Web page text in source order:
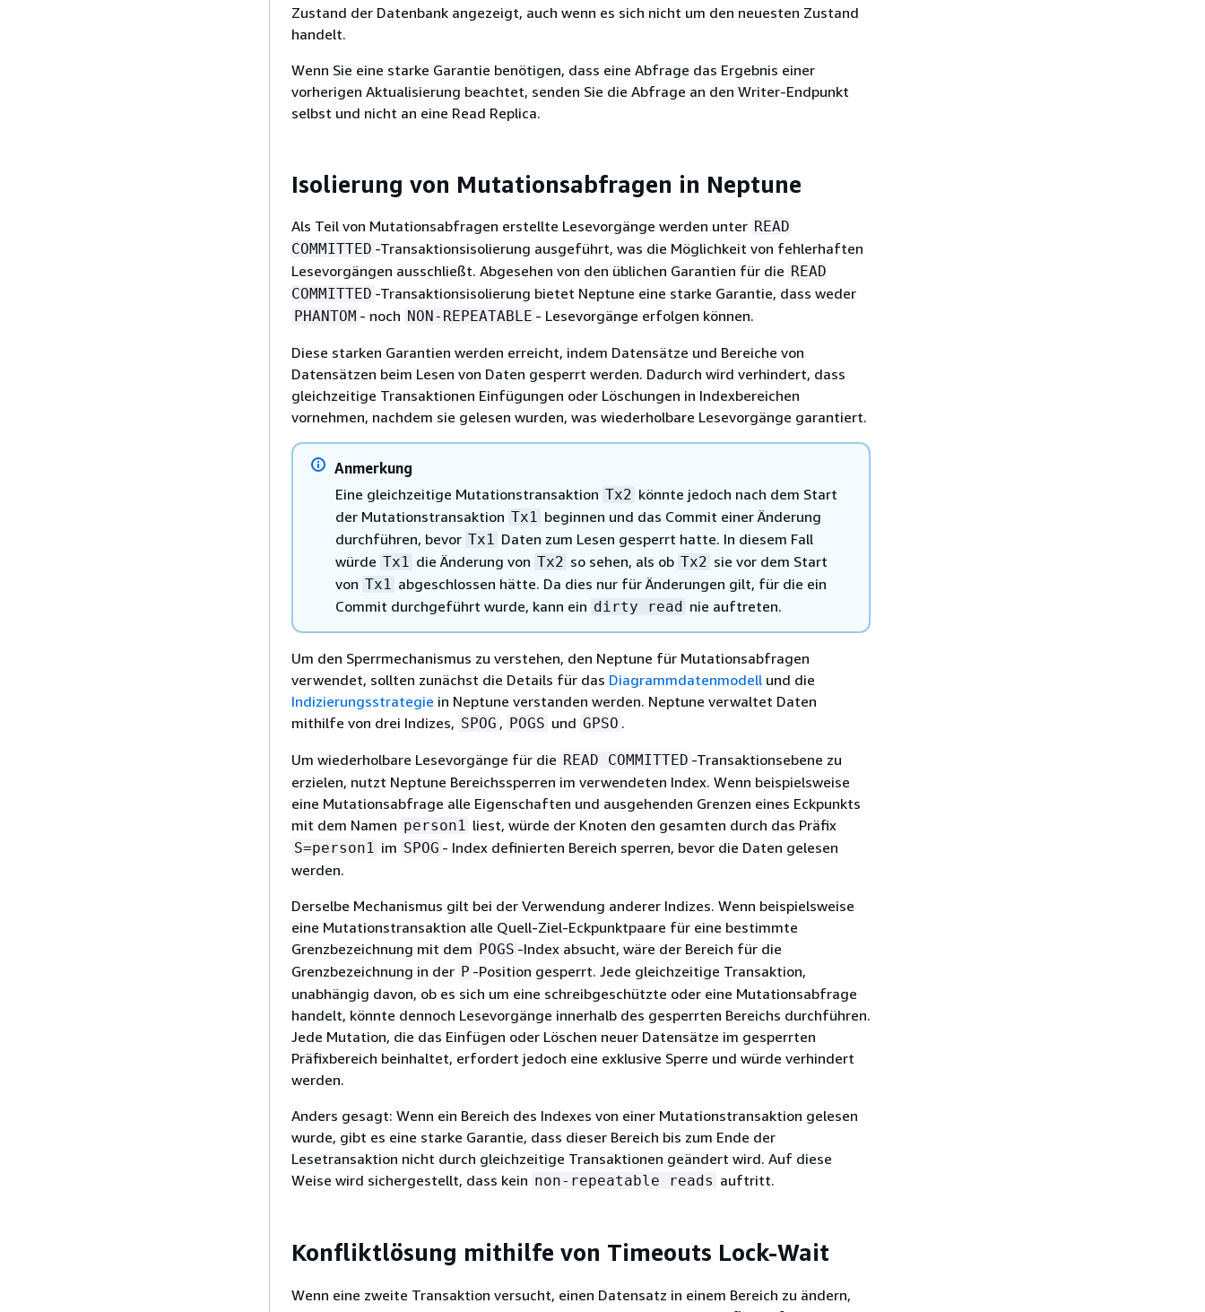
Zustand der Datenbank angezeigt, auch wenn es sich nicht um den neuesten Zustand
handelt.
Wenn Sie eine starke Garantie benötigen, dass eine Abfrage das Ergebnis einer
vorherigen Aktualisierung beachtet, senden Sie die Abfrage an den Writer-Endpunkt
selbst und nicht an eine Read Replica.
Isolierung von Mutationsabfragen in Neptune
Als Teil von Mutationsabfragen erstellte Lesevorgänge werden unter READ
COMMITTED -Transaktionsisolierung ausgeführt, was die Möglichkeit von fehlerhaften
Lesevorgängen ausschließt. Abgesehen von den üblichen Garantien für die READ
COMMITTED -Transaktionsisolierung bietet Neptune eine starke Garantie, dass weder
PHANTOM - noch NON-REPEATABLE - Lesevorgänge erfolgen können.
Diese starken Garantien werden erreicht, indem Datensätze und Bereiche von
Datensätzen beim Lesen von Daten gesperrt werden. Dadurch wird verhindert, dass
gleichzeitige Transaktionen Einfügungen oder Löschungen in Indexbereichen
vornehmen, nachdem sie gelesen wurden, was wiederholbare Lesevorgänge garantiert.
Anmerkung
Eine gleichzeitige Mutationstransaktion Tx2 könnte jedoch nach dem Start
der Mutationstransaktion Tx1 beginnen und das Commit einer Änderung
durchführen, bevor Tx1 Daten zum Lesen gesperrt hatte. In diesem Fall
würde Tx1 die Änderung von Tx2 so sehen, als ob Tx2 sie vor dem Start
von Tx1 abgeschlossen hätte. Da dies nur für Änderungen gilt, für die ein
Commit durchgeführt wurde, kann ein dirty read nie auftreten.
Um den Sperrmechanismus zu verstehen, den Neptune für Mutationsabfragen
verwendet, sollten zunächst die Details für das Diagrammdatenmodell und die
Indizierungsstrategie in Neptune verstanden werden. Neptune verwaltet Daten
mithilfe von drei Indizes, SPOG , POGS und GPSO .
Um wiederholbare Lesevorgänge für die READ COMMITTED -Transaktionsebene zu
erzielen, nutzt Neptune Bereichssperren im verwendeten Index. Wenn beispielsweise
eine Mutationsabfrage alle Eigenschaften und ausgehenden Grenzen eines Eckpunkts
mit dem Namen person1 liest, würde der Knoten den gesamten durch das Präfix
S=person1 im SPOG - Index definierten Bereich sperren, bevor die Daten gelesen
werden.
Derselbe Mechanismus gilt bei der Verwendung anderer Indizes. Wenn beispielsweise
eine Mutationstransaktion alle Quell-Ziel-Eckpunktpaare für eine bestimmte
Grenzbezeichnung mit dem POGS -Index absucht, wäre der Bereich für die
Grenzbezeichnung in der P -Position gesperrt. Jede gleichzeitige Transaktion,
unabhängig davon, ob es sich um eine schreibgeschützte oder eine Mutationsabfrage
handelt, könnte dennoch Lesevorgänge innerhalb des gesperrten Bereichs durchführen.
Jede Mutation, die das Einfügen oder Löschen neuer Datensätze im gesperrten
Präfixbereich beinhaltet, erfordert jedoch eine exklusive Sperre und würde verhindert
werden.
Anders gesagt: Wenn ein Bereich des Indexes von einer Mutationstransaktion gelesen
wurde, gibt es eine starke Garantie, dass dieser Bereich bis zum Ende der
Lesetransaktion nicht durch gleichzeitige Transaktionen geändert wird. Auf diese
Weise wird sichergestellt, dass kein non-repeatable reads auftritt.
Konfliktlösung mithilfe von Timeouts Lock-Wait
Wenn eine zweite Transaktion versucht, einen Datensatz in einem Bereich zu ändern,